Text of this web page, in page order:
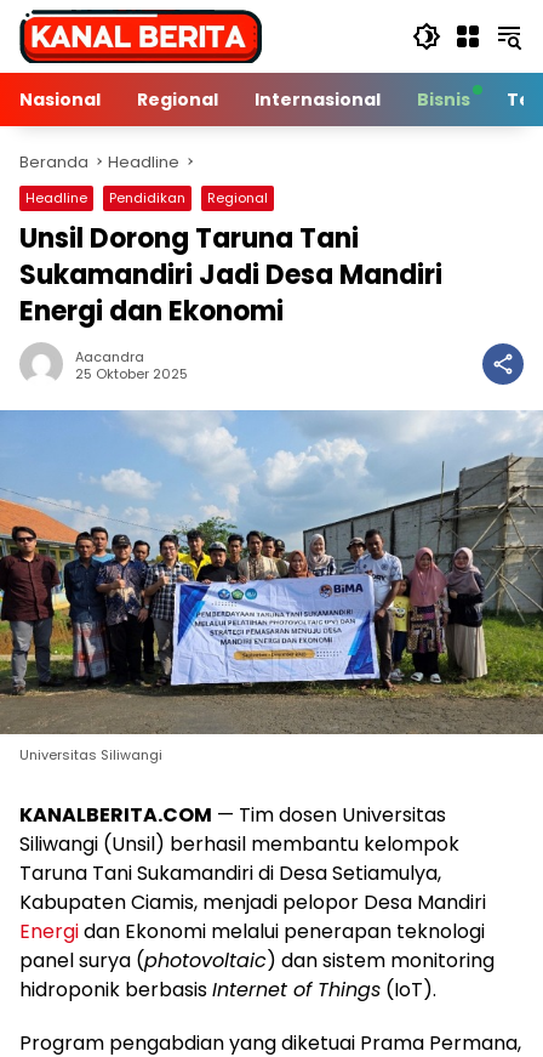
Langsung
konten
Nasional
Regional Internasional Bisnis
Beranda Headline
Headline Pendidikan Regional
Unsil Dorong Taruna Tani
Sukamandiri Jadi Desa Mandiri
Energi dan Ekonomi
Aacandra
25 Oktober 2025
Universitas Siliwangi
KANALBERITA.COM — Tim dosen Universitas
Siliwangi (Unsil) berhasil membantu kelompok
Taruna Tani Sukamandiri di Desa Setiamulya,
Kabupaten Ciamis, menjadi pelopor Desa Mandiri
Energidan Ekonomi melalui penerapan teknologi
panel surya (photovoltaic) dan sistem monitoring
hidroponik berbasisInternet of Things (IoT).
Program pengabdian yang diketuai Prama Permana,